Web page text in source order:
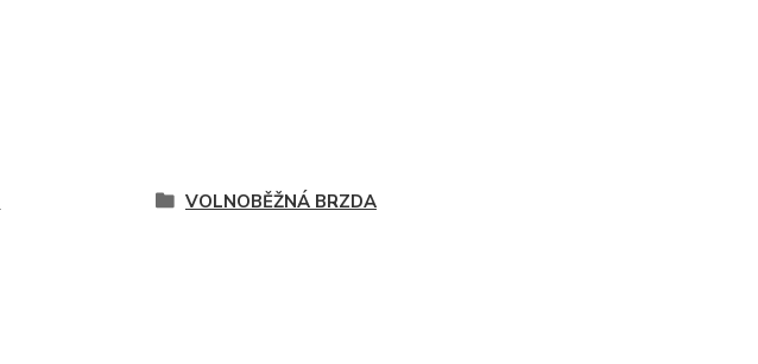
VOLNOBĚŽNÁ BRZDA